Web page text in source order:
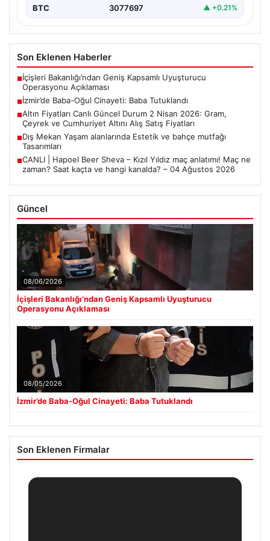
BTC 3077697 ▲ +0.21%
Son Eklenen Haberler
■İçişleri Bakanlığı’ndan Geniş Kapsamlı Uyuşturucu
Operasyonu Açıklaması
■İzmir’de Baba-Oğul Cinayeti: Baba Tutuklandı
■Altın Fiyatları Canlı Güncel Durum 2 Nisan 2026: Gram,
Çeyrek ve Cumhuriyet Altını Alış Satış Fiyatları
■Dış Mekan Yaşam alanlarında Estetik ve bahçe mutfağı
Tasarımları
■CANLI | Hapoel Beer Sheva – Kızıl Yıldız maç anlatımı! Maç ne
zaman? Saat kaçta ve hangi kanalda? – 04 Ağustos 2026
Güncel
08/06/2026
İçişleri Bakanlığı’ndan Geniş Kapsamlı Uyuşturucu
Operasyonu Açıklaması
08/05/2026
İzmir’de Baba-Oğul Cinayeti: Baba Tutuklandı
Son Eklenen Firmalar